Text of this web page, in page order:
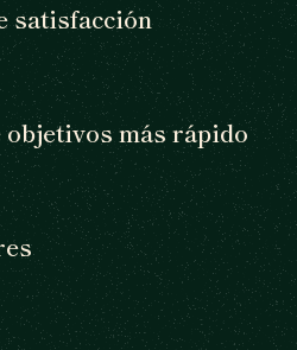
satisfacción
más rápido